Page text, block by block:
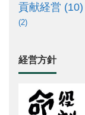
貢献経営 (10)
(2)
経営方針